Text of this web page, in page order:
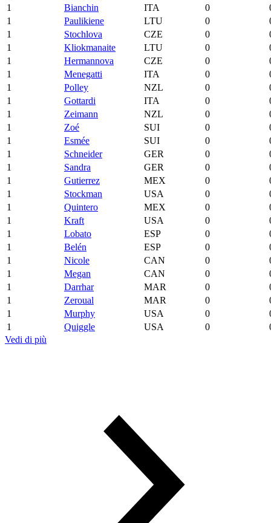
1
Bianchin ITA 0
1
Paulikiene LTU 0
1
Stochlova CZE 0
1
Kliokmanaite LTU 0
1
Hermannova CZE 0
1
Menegatti ITA 0
1
Polley NZL 0
1
Gottardi ITA 0
1
Zeimann NZL 0
1
Zoé SUI 0
1
Esmée SUI 0
1
Schneider GER 0
1
Sandra GER 0
1
Gutierrez MEX 0
1
Stockman USA 0
1
Quintero MEX 0
1
Kraft USA 0
1
Lobato ESP 0
1
Belén ESP 0
1
Nicole CAN 0
1
Megan CAN 0
1
Darrhar MAR 0
1
Zeroual MAR 0
1
Murphy USA 0
1
Quiggle USA 0
Vedi di più